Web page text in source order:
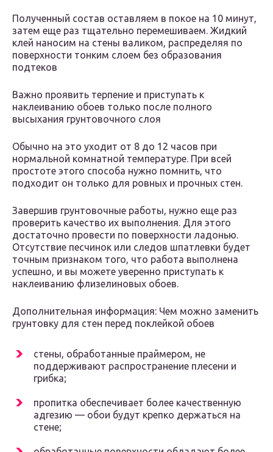
Полученный состав оставляем в покое на 10 минут,
затем еще раз тщательно перемешиваем. Жидкий
клей наносим на стены валиком, распределяя по
поверхности тонким слоем без образования
подтеков
Важно проявить терпение и приступать к
наклеиванию обоев только после полного
высыхания грунтовочного слоя
Обычно на это уходит от 8 до 12 часов при
нормальной комнатной температуре. При всей
простоте этого способа нужно помнить, что
подходит он только для ровных и прочных стен.
Завершив грунтовочные работы, нужно еще раз
проверить качество их выполнения. Для этого
достаточно провести по поверхности ладонью.
Отсутствие песчинок или следов шпатлевки будет
точным признаком того, что работа выполнена
успешно, и вы можете уверенно приступать к
наклеиванию флизелиновых обоев.
Дополнительная информация: Чем можно заменить
грунтовку для стен перед поклейкой обоев
стены, обработанные праймером, не
поддерживают распространение плесени и
грибка;
пропитка обеспечивает более качественную
адгезию — обои будут крепко держаться на
стене;